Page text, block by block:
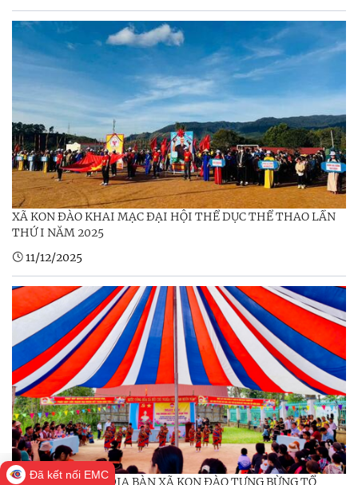
XÃ KON ĐÀO KHAI MẠC ĐẠI HỘI THỂ DỤC THỂ THAO LẦN
THỨ I NĂM 2025
11/12/2025
CÁC THÔN TRÊN ĐỊA BÀN XÃ KON ĐÀO TƯNG BỪNG TỔ
Đã kết nối EMC